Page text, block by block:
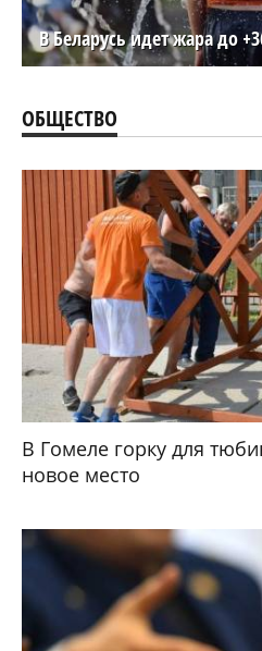
В Беларусь идет жара до
ОБЩЕСТВО
В Гомеле горку для
новое место